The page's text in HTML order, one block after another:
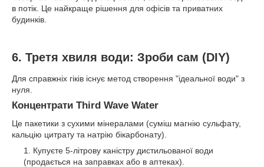
в потік. Це найкраще рішення для офісів та приватних
будинків.
6. Третя хвиля води: Зроби сам (DIY)
Для справжніх гіків існує метод створення "ідеальної води" з
нуля.
Концентрати Third Wave Water
Це пакетики з сухими мінералами (суміш магнію сульфату,
кальцію цитрату та натрію бікарбонату).
Купуєте 5-літрову каністру дистильованої води
(продається на заправках або в аптеках).